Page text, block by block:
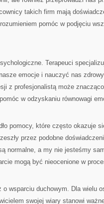
takich firm mają
pomóc w podjęciu
Terapeuci
emocje i nauczyć nas
z profesjonalistą może znacząco
w odzyskaniu równowagi
pomocy, które często okazuje
przez podobne
normalne, a my nie jesteśmy
mogą być nieocenione w
o wsparciu duchowym. Dla wielu
swojej wiary stanowi